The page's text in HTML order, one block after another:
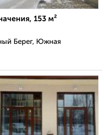
153 м²
Берег, Южная